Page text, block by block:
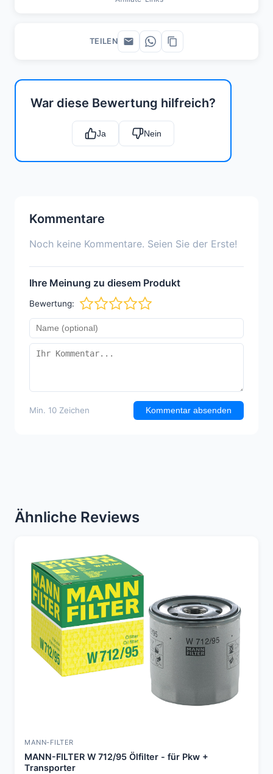
War diese Bewertung hilfreich?
Ja Nein
Kommentare
Noch keine Kommentare. Seien Sie der Erste!
Ihre Meinung zu diesem Produkt
Bewertung:
Min. 10 Zeichen Kommentar absenden
TEILEN
Ähnliche Reviews
MANN-FILTER
MANN-FILTER W 712/95 Ölfilter - für Pkw +
Transporter